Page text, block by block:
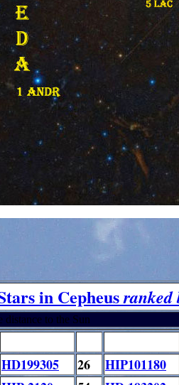
in Cepheusranked
distance to the Sun
HD199305 26 HIP101180